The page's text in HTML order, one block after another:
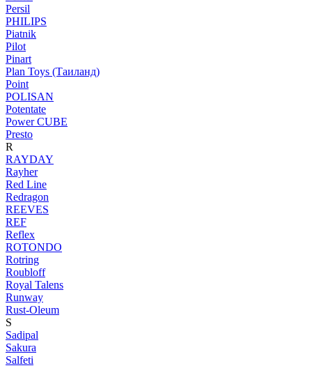
Persil
PHILIPS
Piatnik
Pilot
Pinart
Plan Toys (Таиланд)
Point
POLISAN
Potentate
Power CUBE
Presto
R
RAYDAY
Rayher
Red Line
Redragon
REEVES
REF
Reflex
ROTONDO
Rotring
Roubloff
Royal Talens
Runway
Rust-Oleum
S
Sadipal
Sakura
Salfeti